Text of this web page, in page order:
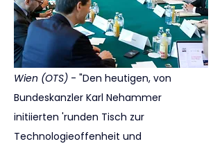
Wien (OTS) - "Den heutigen, von
Bundeskanzler Karl Nehammer
initiierten 'runden Tisch zur
Technologieoffenheit und